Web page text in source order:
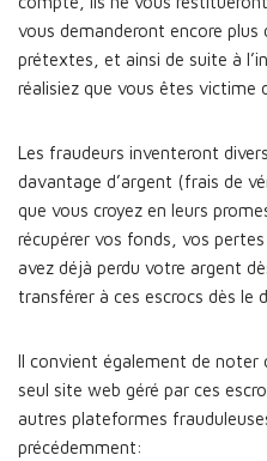
vous demanderont encore plus
prétextes, et ainsi de suite à
réalisiez que vous êtes victime
Les fraudeurs inventeront
davantage d’argent (frais de
que vous croyez en leurs
récupérer vos fonds, vos
avez déjà perdu votre argent
transférer à ces escrocs dès le
Il convient également de noter
seul site web géré par ces
autres plateformes
précédemment: